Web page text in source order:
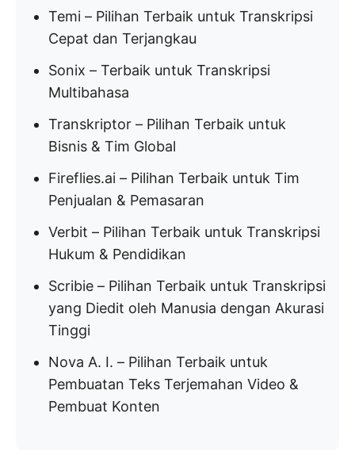
Temi – Pilihan Terbaik untuk Transkripsi
Cepat dan Terjangkau
Sonix – Terbaik untuk Transkripsi
Multibahasa
Transkriptor – Pilihan Terbaik untuk
Bisnis & Tim Global
Fireflies.ai – Pilihan Terbaik untuk Tim
Penjualan & Pemasaran
Verbit – Pilihan Terbaik untuk Transkripsi
Hukum & Pendidikan
Scribie – Pilihan Terbaik untuk Transkripsi
yang Diedit oleh Manusia dengan Akurasi
Tinggi
Nova A. I. – Pilihan Terbaik untuk
Pembuatan Teks Terjemahan Video &
Pembuat Konten